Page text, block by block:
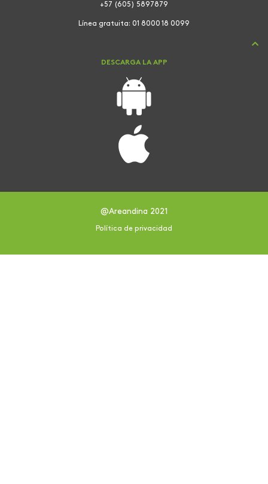
+57 (605) 5897879
Línea gratuita: 01 8000 18 0099
DESCARGA LA APP
@Areandina 2021
Política de privacidad